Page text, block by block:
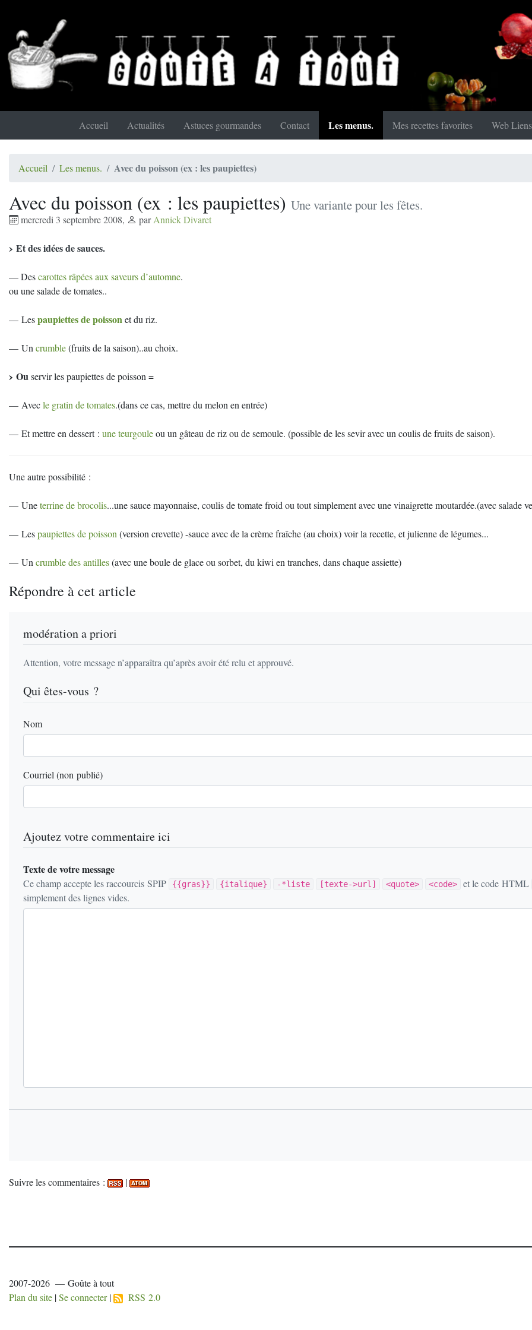
Accueil Actualités Astuces gourmandes Contact Les menus. Mes recettes favorites Web Liens
Accueil Les menus. Avec du poisson (ex : les paupiettes)
Avec du poisson (ex : les paupiettes) Une variante pour les fêtes.
mercredi 3 septembre 2008, parAnnick Divaret
Et des idées de sauces.
— Descarottes râpées aux saveurs d’automne.
ou une salade de tomates..
— Lespaupiettes de poissonet du riz.
— Un crumble(fruits de la saison)..au choix.
Ouservir les paupiettes de poisson =
— Avecle gratin de tomates.(dans ce cas, mettre du melon en entrée)
— Et mettre en dessert : une teurgouleou un gâteau de riz ou de semoule. (possible de les sevir avec un coulis de fruits de saison).
Une autre possibilité :
— Uneterrine de brocolis...une sauce mayonnaise, coulis de tomate froid ou tout simplement avec une vinaigrette moutardée.(avec salade
— Lespaupiettes de poisson (version crevette) -sauce avec de la crème fraîche (au choix) voir la recette, et julienne de légumes...
— Un crumble des antilles(avec une boule de glace ou sorbet, du kiwi en tranches, dans chaque assiette)
Répondre à cet article
modération a priori
Attention, votre message n’apparaîtra qu’après avoir été relu et approuvé.
Qui êtes-vous ?
Nom
Courriel (non publié)
Ajoutez votre commentaire ici
Texte de votre message
Ce champ accepte les raccourcis SPIP {{gras}} {italique} -*liste [texte->url] <quote> <code>
et le code HTML
simplement des lignes vides.
Suivre les commentaires : |
2007-2026 — Goûte à tout
Plan du site |Se connecter| RSS 2.0